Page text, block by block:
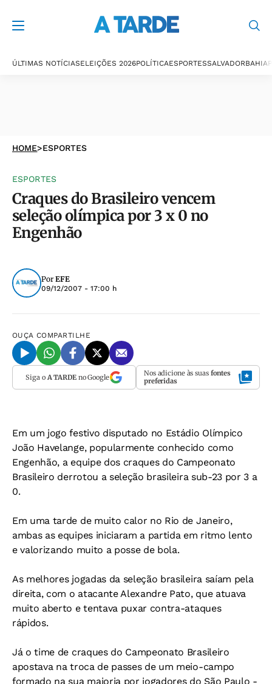
ÚLTIMAS NOTÍCIASELEIÇÕES 2026POLÍTICAESPORTESSALVADORBAHIA
HOME>ESPORTES
ESPORTES
Craques do Brasileiro vencem
seleção olímpica por 3 x 0 no
Engenhão
Por EFE
09/12/2007 - 17:00 h
OUÇA COMPARTILHE
Siga o A TARDEno Google Nos adicione às suas fontes
preferidas
Em um jogo festivo disputado no Estádio Olímpico
João Havelange, popularmente conhecido como
Engenhão, a equipe dos craques do Campeonato
Brasileiro derrotou a seleção brasileira sub-23 por 3 a
0.
Em uma tarde de muito calor no Rio de Janeiro,
ambas as equipes iniciaram a partida em ritmo lento
e valorizando muito a posse de bola.
As melhores jogadas da seleção brasileira saíam pela
direita, com o atacante Alexandre Pato, que atuava
muito aberto e tentava puxar contra-ataques
rápidos.
Já o time de craques do Campeonato Brasileiro
apostava na troca de passes de um meio-campo
formado na sua maioria por jogadores do São Paulo -